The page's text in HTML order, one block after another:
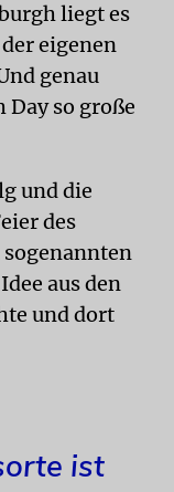
liegt es
eigenen
genau
Day so große
und die
des
aus den
und dort
ist